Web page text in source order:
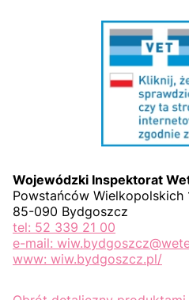
Wojewódzki Inspektorat
Powstańców Wielkopolskich
85-090 Bydgoszcz
tel: 52 339 21 00
e-mail:
www: wiw.bydgoszcz.pl/